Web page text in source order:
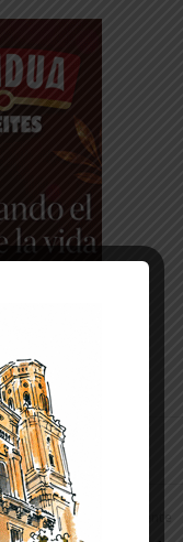
Artículo siguiente